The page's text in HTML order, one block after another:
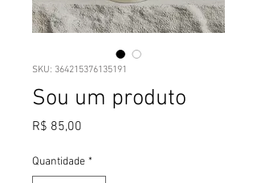
SKU: 364215376135191
Sou um produto
R$ 85,00
Quantidade *